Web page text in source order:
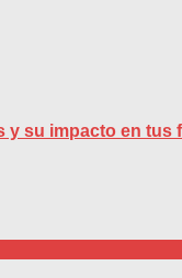
y su impacto en tus